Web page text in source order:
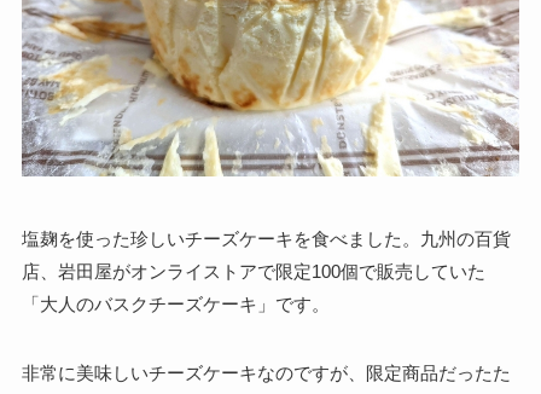
塩麹を使った珍しいチーズケーキを食べました。九州の百貨
店、岩田屋がオンライストアで限定100個で販売していた
「大人のバスクチーズケーキ」です。
非常に美味しいチーズケーキなのですが、限定商品だったた